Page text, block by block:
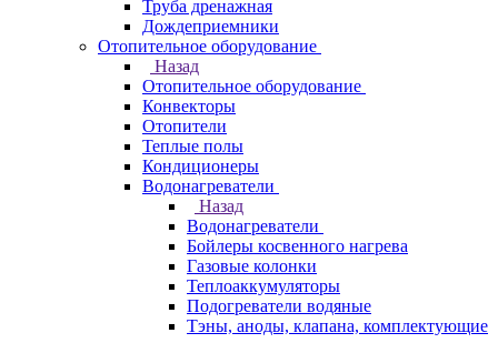
Труба дренажная
Дождеприемники
Отопительное оборудование
Назад
Отопительное оборудование
Конвекторы
Отопители
Теплые полы
Кондиционеры
Водонагреватели
Назад
Водонагреватели
Бойлеры косвенного нагрева
Газовые колонки
Теплоаккумуляторы
Подогреватели водяные
Тэны, аноды, клапана, комплектующие